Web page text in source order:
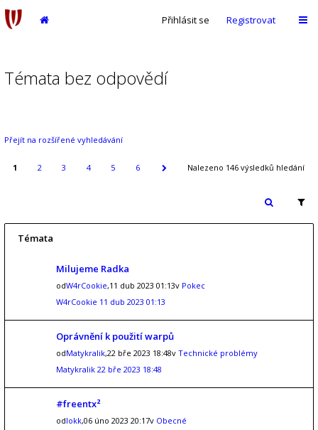
Přihlásit se Registrovat
Témata bez odpovědí
Přejít na rozšířené vyhledávání
1 2 3 4 5 6 Nalezeno 146 výsledků hledání
Témata
Milujeme Radka
odW4rCookie,11 dub 2023 01:13v Pokec
W4rCookie 11 dub 2023 01:13
Oprávnění k použití warpů
odMatykralik,22 bře 2023 18:48v Technické problémy
Matykralik 22 bře 2023 18:48
#freentx²
odlokk,06 úno 2023 20:17v Obecné